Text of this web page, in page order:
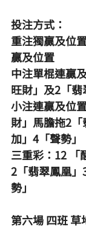
投注方式：
重注獨贏及位
贏及位置
中注單棍連贏
旺財」及2「翡
小注連贏及位
財」馬膽拖2
加」4「聲勢」
三重彩：12 「
2「翡翠鳳凰
勢」
第六場 四班 草